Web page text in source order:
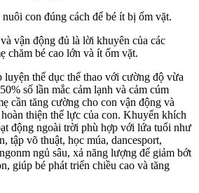
con đúng cách để bé ít bị ốm vặt.
vận động đủ là lời khuyên của các
chăm bé cao lớn và ít ốm vặt.
luyện thể dục thể thao với cường độ vừa
số lần mắc cảm lạnh và cảm cúm
cần tăng cường cho con vận động và
thiện thể lực của con. Khuyến khích
động ngoài trời phù hợp với lứa tuổi như
tập võ thuật, học múa, dancesport,
ngủ sâu, xả năng lượng để giảm bớt
giúp bé phát triển chiều cao và tăng